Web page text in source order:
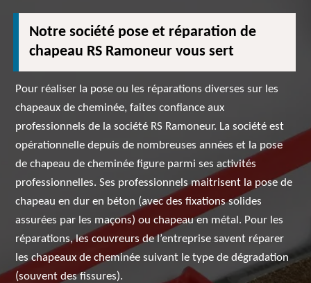
Notre société pose et réparation de
chapeau RS Ramoneur vous sert
Pour réaliser la pose ou les réparations diverses sur les
chapeaux de cheminée, faites confiance aux
professionnels de la société RS Ramoneur. La société est
opérationnelle depuis de nombreuses années et la pose
de chapeau de cheminée figure parmi ses activités
professionnelles. Ses professionnels maitrisent la pose de
chapeau en dur en béton (avec des fixations solides
assurées par les maçons) ou chapeau en métal. Pour les
réparations, les couvreurs de l’entreprise savent réparer
les chapeaux de cheminée suivant le type de dégradation
(souvent des fissures).